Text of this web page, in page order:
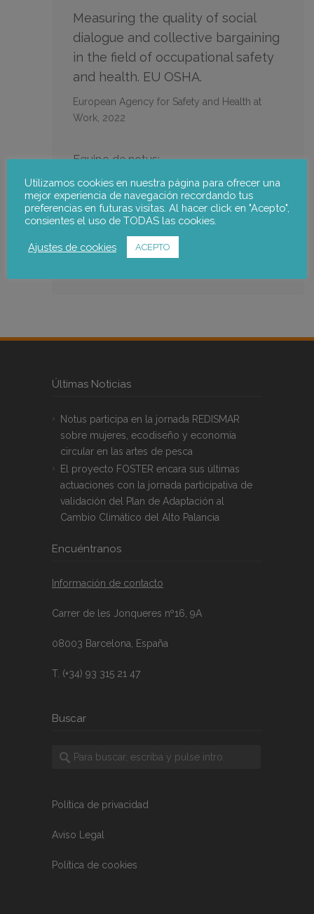
Measuring the quality of social
dialogue and collective bargaining
in the field of occupational safety
and health. EU OSHA.
European Agency for Safety and Health at
Work, 2022
Equipo de notus:
Maria Caprile,Pablo Sanz de Miguel
Últimas Noticias
Notus participa en la jornada REDISMAR
sobre mujeres, ecodiseño y economía
circular en las artes de pesca
El proyecto FOSTER encara sus últimas
actuaciones con la jornada participativa de
validación del Plan de Adaptación al
Cambio Climático del Alto Palancia
Encuéntranos
Información de contacto
Carrer de les Jonqueres nº16, 9A
08003 Barcelona, España
T. (+34) 93 315 21 47
Buscar
Política de privacidad
Aviso Legal
Política de cookies
Utilizamos cookies en nuestra página para ofrecer una
mejor experiencia de navegación recordando tus
preferencias en futuras visitas. Al hacer click en "Acepto",
consientes el uso de TODAS las cookies.
Ajustes de cookies ACEPTO